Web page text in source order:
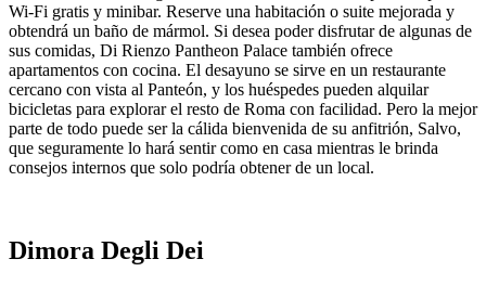
Wi-Fi gratis y minibar. Reserve una habitación o suite mejorada y
obtendrá un baño de mármol. Si desea poder disfrutar de algunas de
sus comidas, Di Rienzo Pantheon Palace también ofrece
apartamentos con cocina. El desayuno se sirve en un restaurante
cercano con vista al Panteón, y los huéspedes pueden alquilar
bicicletas para explorar el resto de Roma con facilidad. Pero la mejor
parte de todo puede ser la cálida bienvenida de su anfitrión, Salvo,
que seguramente lo hará sentir como en casa mientras le brinda
consejos internos que solo podría obtener de un local.
Dimora Degli Dei